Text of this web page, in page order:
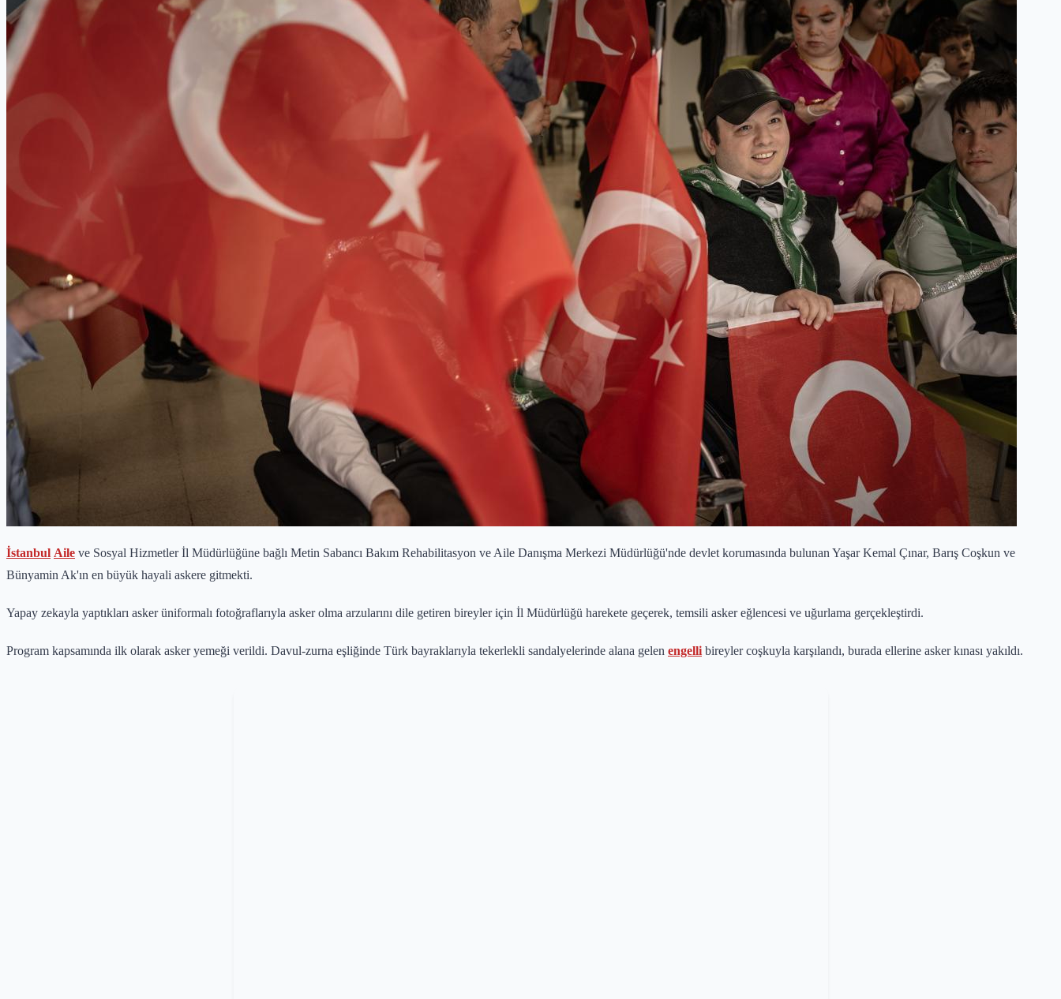
İstanbul Aile ve Sosyal Hizmetler İl Müdürlüğüne bağlı Metin Sabancı Bakım Rehabilitasyon ve Aile Danışma Merkezi Müdürlüğü'nde devlet korumasında bulunan Yaşar Kemal Çınar, Barış Coşkun ve
Bünyamin Ak'ın en büyük hayali askere gitmekti.
Yapay zekayla yaptıkları asker üniformalı fotoğraflarıyla asker olma arzularını dile getiren bireyler için İl Müdürlüğü harekete geçerek, temsili asker eğlencesi ve uğurlama gerçekleştirdi.
Program kapsamında ilk olarak asker yemeği verildi. Davul-zurna eşliğinde Türk bayraklarıyla tekerlekli sandalyelerinde alana gelen engelli bireyler coşkuyla karşılandı, burada ellerine asker kınası yakıldı.